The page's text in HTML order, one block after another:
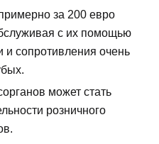
за 200 евро
с их помощью
и сопротивления очень
может стать
розничного